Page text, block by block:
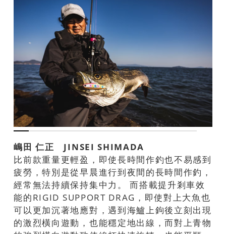
嶋田 仁正 JINSEI SHIMADA
比前款重量更輕盈，即使長時間作釣也不易感到
疲勞，特別是從早晨進行到夜間的長時間作釣，
經常無法持續保持集中力。 而搭載提升剎車效
能的RIGID SUPPORT DRAG，即使對上大魚也
可以更加沉著地應對，遇到海鱸上鉤後立刻出現
的激烈橫向遊動，也能穩定地出線，而對上青物